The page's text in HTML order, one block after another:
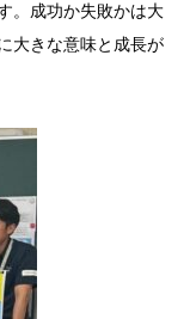
。成功か失敗かは大
大きな意味と成長が